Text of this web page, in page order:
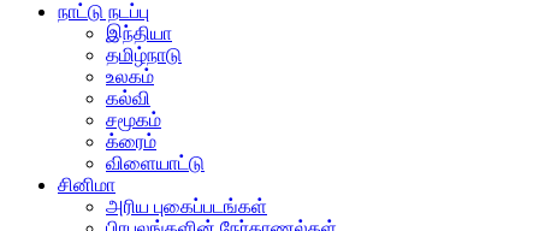
நாட்டு நடப்பு
இந்தியா
தமிழ்நாடு
உலகம்
கல்வி
சமூகம்
க்ரைம்
விளையாட்டு
சினிமா
அரிய புகைப்படங்கள்